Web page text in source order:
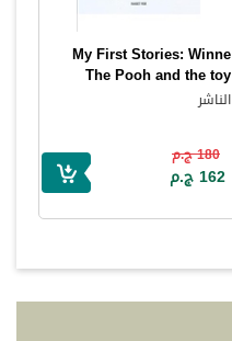
My First Stories: Winne
The Pooh and the toy
الناشر
180 ج.م
162 ج.م